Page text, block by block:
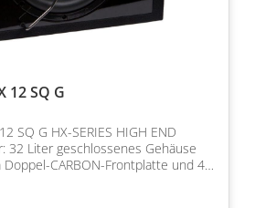
12 SQ G
SQ G HX-SERIES HIGH END
32 Liter geschlossenes Gehäuse
CARBON-Frontplatte und 4